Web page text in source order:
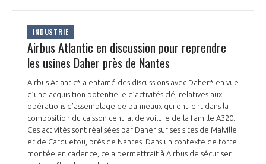
MÉDIATION ET CHARTE D’ENGAGEMENT SUR LES RELATIONS ENTRE
CLIENTS ET FOURNISSEURS
LA MÉDIATION AU-DELÀ DE LA FILIÈRE AÉRONAUTIQUE ET SPATIALE
PRENDRE CONTACT AVEC LE MÉDIATEUR DE LA FILIÈRE
CHIFFRES CLÉS
LES ENJEUX
COMPÉTITIVITÉ
EMPLOI & FORMATION
LES PUBLICATIONS
INDUSTRIE
Airbus Atlantic en discussion pour reprendre
les usines Daher près de Nantes
Airbus Atlantic* a entamé des discussions avec Daher* en vue
d’une acquisition potentielle d’activités clé, relatives aux
opérations d’assemblage de panneaux qui entrent dans la
composition du caisson central de voilure de la famille A320.
Ces activités sont réalisées par Daher sur ses sites de Malville
et de Carquefou, près de Nantes. Dans un contexte de forte
montée en cadence, cela permettrait à Airbus de sécuriser
DEMANDE D’ADHÉSION